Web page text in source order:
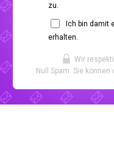
zu.
Ich bin damit
erhalten.
Wir
Null Spam. Sie